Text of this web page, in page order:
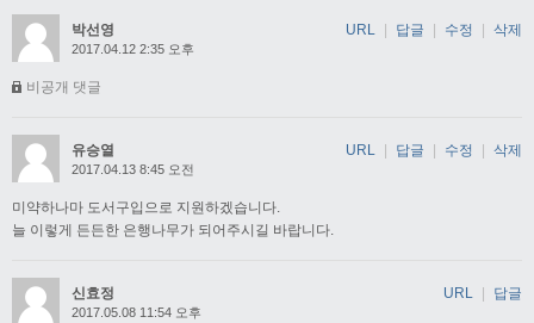
박선영
2017.04.12 2:35 오후
비공개 댓글
URL 답글 수정 삭제
유승열
2017.04.13 8:45 오전
미약하나마 도서구입으로 지원하겠습니다.
늘 이렇게 든든한 은행나무가 되어주시길 바랍니다.
URL 답글 수정 삭제
신효정
2017.05.08 11:54 오후
URL 답글